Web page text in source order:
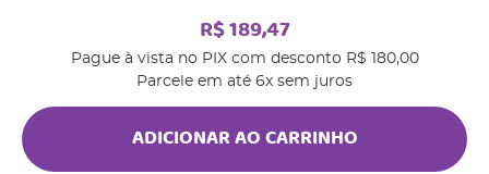
R$ 189,47
Pague à vista no PIX com desconto R$ 180,00
Parcele em até 6x sem juros
ADICIONAR AO CARRINHO